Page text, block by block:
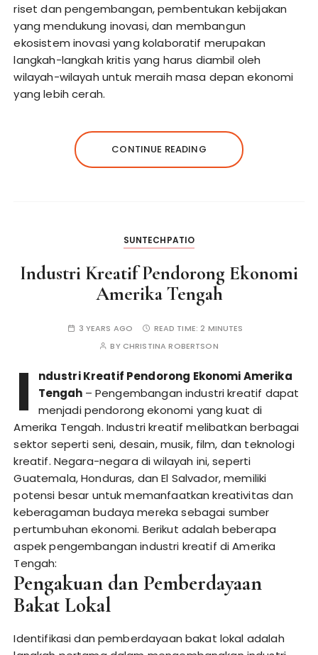
riset dan pengembangan, pembentukan kebijakan
yang mendukung inovasi, dan membangun
ekosistem inovasi yang kolaboratif merupakan
langkah-langkah kritis yang harus diambil oleh
wilayah-wilayah untuk meraih masa depan ekonomi
yang lebih cerah.
CONTINUE READING
SUNTECHPATIO
Industri Kreatif Pendorong Ekonomi
Amerika Tengah
3 YEARS AGO READ TIME:2 MINUTES
BY CHRISTINA ROBERTSON
I
ndustri Kreatif Pendorong Ekonomi Amerika
Tengah – Pengembangan industri kreatif dapat
menjadi pendorong ekonomi yang kuat di
Amerika Tengah. Industri kreatif melibatkan berbagai
sektor seperti seni, desain, musik, film, dan teknologi
kreatif. Negara-negara di wilayah ini, seperti
Guatemala, Honduras, dan El Salvador, memiliki
potensi besar untuk memanfaatkan kreativitas dan
keberagaman budaya mereka sebagai sumber
pertumbuhan ekonomi. Berikut adalah beberapa
aspek pengembangan industri kreatif di Amerika
Tengah:
Pengakuan dan Pemberdayaan
Bakat Lokal
Identifikasi dan pemberdayaan bakat lokal adalah